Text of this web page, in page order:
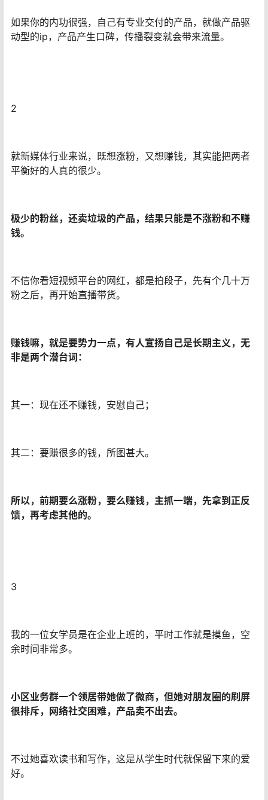
如果你的内功很强，自己有专业交付的产品，就做产品驱
动型的ip，产品产生口碑，传播裂变就会带来流量。
2
就新媒体行业来说，既想涨粉，又想赚钱，其实能把两者
平衡好的人真的很少。
极少的粉丝，还卖垃圾的产品，结果只能是不涨粉和不赚
钱。
不信你看短视频平台的网红，都是拍段子，先有个几十万
粉之后，再开始直播带货。
赚钱嘛，就是要势力一点，有人宣扬自己是长期主义，无
非是两个潜台词：
其一：现在还不赚钱，安慰自己；
其二：要赚很多的钱，所图甚大。
所以，前期要么涨粉，要么赚钱，主抓一端，先拿到正反
馈，再考虑其他的。
3
我的一位女学员是在企业上班的，平时工作就是摸鱼，空
余时间非常多。
小区业务群一个领居带她做了微商，但她对朋友圈的刷屏
很排斥，网络社交困难，产品卖不出去。
不过她喜欢读书和写作，这是从学生时代就保留下来的爱
好。